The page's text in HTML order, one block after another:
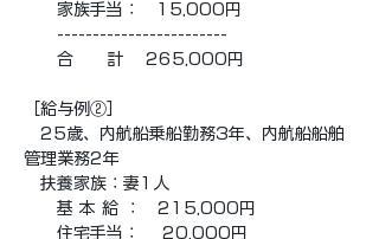
家族手当：　15,000円
------------------------
合　　計　 265,000円
［給与例②］
25歳、内航船乗船勤務3年、内航船船舶
管理業務2年
扶養家族：妻1人
基 本 給 ：　215,000円
住宅手当：　 20,000円